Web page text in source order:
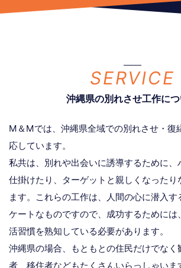
SERVICE
沖縄県の別れさせ工作に
M＆Mでは、沖縄県全域での別れさせ・復
応しています。
私共は、別れや出会いに誘導するために、
仕掛けたり、ターゲットと親しくなったり
ます。これらの工作は、人間の心に潜入す
ケートなものですので、成功するためには
活習慣を熟知している必要があります。
沖縄県の場合、もともとの住民だけでなく
者、移住者などもたくさんいらっしゃいま